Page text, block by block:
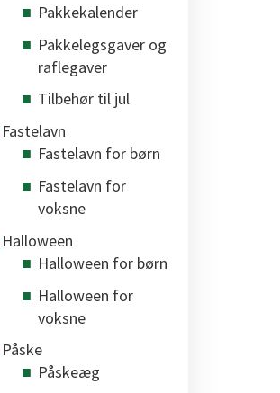
Pakkekalender
Pakkelegsgaver og
raflegaver
Tilbehør til jul
Fastelavn
Fastelavn for børn
Fastelavn for
voksne
Halloween
Halloween for børn
Halloween for
voksne
Påske
Påskeæg